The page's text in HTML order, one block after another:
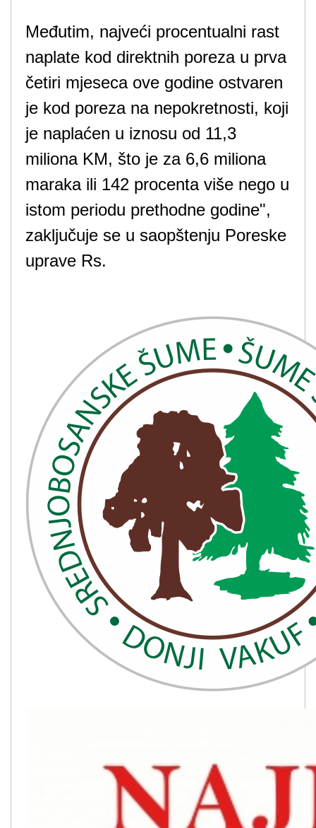
Međutim, najveći procentualni rast
naplate kod direktnih poreza u prva
četiri mjeseca ove godine ostvaren
je kod poreza na nepokretnosti, koji
je naplaćen u iznosu od 11,3
miliona KM, što je za 6,6 miliona
maraka ili 142 procenta više nego u
istom periodu prethodne godine",
zaključuje se u saopštenju Poreske
uprave Rs.